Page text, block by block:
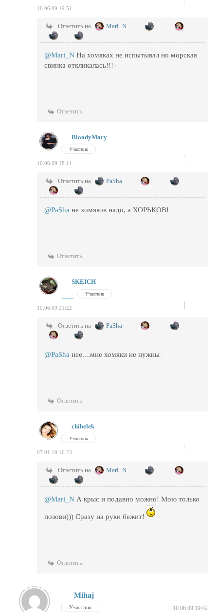
10.06.09 19:51
Ответить на Mari_N
@Mari_N На хомяках не испытывал но морская
свинка откликалась!!!
Ответить
BloodyMary
Участник
10.06.09 18:11
Ответить на Pa$ha
@Pa$ha не хомяков надо, а ХОРЬКОВ!
Ответить
SKEICH
Участник
10.06.09 21:22
Ответить на Pa$ha
@Pa$ha нее....мне хомяки не нужны
Ответить
chibelek
Участник
07.01.10 16:23
Ответить на Mari_N
@Mari_N А крыс и подавно можно! Мою только
позови))) Сразу на руки бежит!
Ответить
Mihaj
Участник 10.06.09 19:42